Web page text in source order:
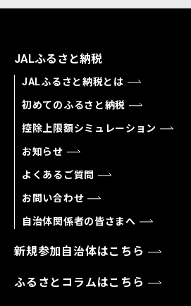
JALふるさと納税
JALふるさと納税とは
初めてのふるさと納税
控除上限額シミュレーション
お知らせ
よくあるご質問
お問い合わせ
自治体関係者の皆さまへ
新規参加自治体はこちら
ふるさとコラムはこちら